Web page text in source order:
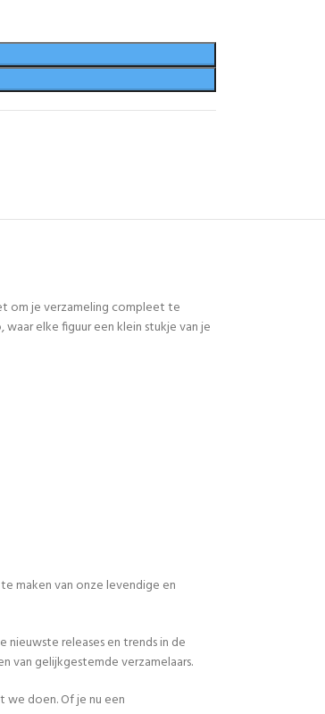
om je verzameling compleet te
elke figuur een klein stukje van je
maken van onze levendige en
releases en trends in de
van gelijkgestemde verzamelaars.
we doen. Of je nu een